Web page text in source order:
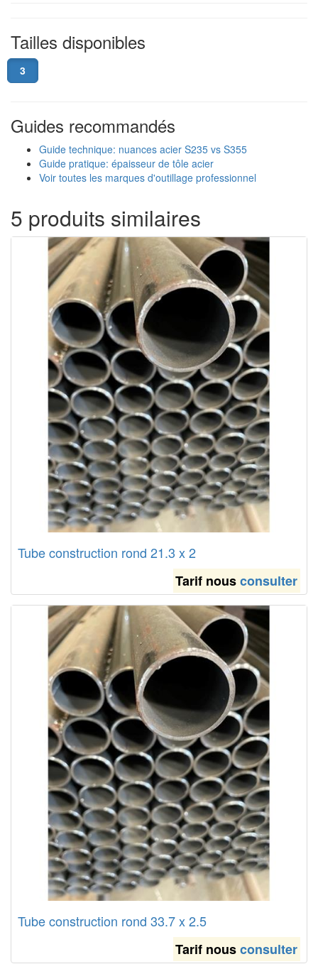
Tailles disponibles
3
Guides recommandés
Guide technique: nuances acier S235 vs S355
Guide pratique: épaisseur de tôle acier
Voir toutes les marques d'outillage professionnel
5 produits similaires
Tube construction rond 21.3 x 2
Tarif nousconsulter
Tube construction rond 33.7 x 2.5
Tarif nousconsulter